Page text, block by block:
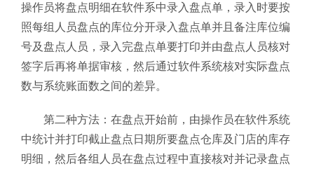
操作员将盘点明细在软件系中录入盘点单，录入时要按
照每组人员盘点的库位分开录入盘点单并且备注库位编
号及盘点人员，录入完盘点单要打印并由盘点人员核对
签字后再将单据审核，然后通过软件系统核对实际盘点
数与系统账面数之间的差异。
第二种方法：在盘点开始前，由操作员在软件系统
中统计并打印截止盘点日期所要盘点仓库及门店的库存
明细，然后各组人员在盘点过程中直接核对并记录盘点